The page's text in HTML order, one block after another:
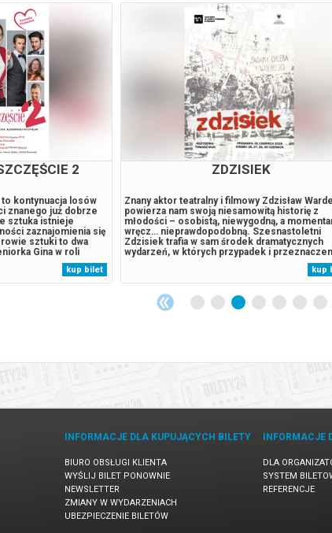
2
to kontynuacja losów
znanego już dobrze
sztuka istnieje
zaznajomienia się
sztuki to dwa
Gina w roli
rzeczywistości, którzy
w swoich
kup bilet
ZDZISIEK
Znany aktor teatralny i filmowy Zdzisław
powierza nam swoją niesamowitą historię z
młodości – osobistą, niewygodną, a
wręcz… nieprawdopodobną. Szesnastoletni
Zdzisiek trafia w sam środek dramatycznych
wydarzeń, w których przypadek i
zaczynają splatać się w niepokojący sposób.
Polskie realia i muzyka lat 50. XX wieku
scenerię dla wartkiej opowieści o szybkim
dojrzewaniu...
kup
INFORMACJE DLA KUPUJĄCYCH BILETY
BIURO OBSŁUGI KLIENTA
WYŚLIJ BILET PONOWNIE
NEWSLETTER
ZMIANY W WYDARZENIACH
UBEZPIECZENIE BILETÓW
INFORMACJE
DLA
SYSTEM
REFERENCJE